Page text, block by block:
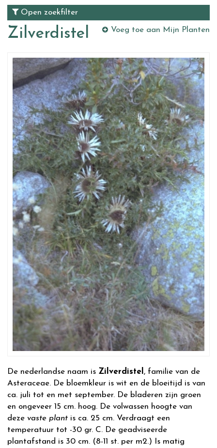
Open zoekfilter
Zilverdistel Voeg toe aan Mijn Planten
De nederlandse naam is Zilverdistel , familie van de
Asteraceae. De bloemkleur is wit en de bloeitijd is van
ca. juli tot en met september. De bladeren zijn groen
en ongeveer 15 cm. hoog. De volwassen hoogte van
deze vaste plant is ca. 25 cm. Verdraagt een
temperatuur tot -30 gr. C. De geadviseerde
plantafstand is 30 cm. (8-11 st. per m2.) Is matig